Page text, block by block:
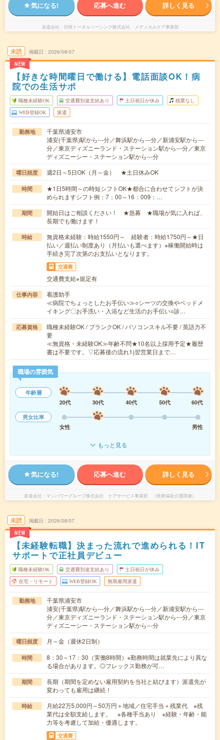
気になる! 応募へ進む 詳しく見る
派遣会社 日研トータルソーシング株式会社 メディカルケア事業部
未読
NEW
掲載日 2026/08/07
【好きな時間曜日で働ける】電話面談OK！病
院での生活サポ
職種未経験OK 交通費別途支給あり 土日祝日が休み 残業なし
WEB登録OK 派遣
勤務地
千葉県浦安市
浦安(千葉県)駅から---分／舞浜駅から---分／新浦安駅から---
分／東京ディズニーランド・ステーション駅から---分／東京
ディズニーシー・ステーション駅から---分
曜日頻度 週2日～5日OK（月～金） ★土日休みOK
時間
★1日5時間～の時短シフトOK★都合に合わせてシフトが決
められますシフト例：7：00～16：009：…
期間
開始日はご相談ください！ ★急募 ★職場が気に入れば、
長期でも働けます！
時給
無資格未経験：時給1550円～ 経験者：時給1750円～★日
払い／週払い制度あり（月払いも選べます）※稼働開始時は
手続き完了次第のお支払いとなります。
交通費
交通費支給※規定有
仕事内容
看護助手
≪病院でちょっとしたお手伝い≫○シーツの交換やベッドメ
イキング〇お手洗い・入浴など生活のお手伝い○診…
応募資格
職種未経験OK / ブランクOK / パソコンスキル不要 / 英語力不
要
≪無資格・未経験OK≫年齢不問★10名以上採用予定★履歴
書は不要です。▽応募後の流れ1)翌営業日まで…
職場の雰囲気
年齢層
20代
30代 40代 50代
60代
男女比率
女性
男性
もっと見る
気になる! 応募へ進む 詳しく見る
派遣会社 マンパワーグループ株式会社 ケアサービス事業部 （医療福祉介護関連）
未読
NEW
掲載日 2026/08/07
【未経験転職】決まった流れで進められる！IT
サポートで正社員デビュー
職種未経験OK 交通費別途支給あり 土日祝日が休み
在宅・リモート WEB登録OK 無期雇用派遣
勤務地
千葉県浦安市
浦安(千葉県)駅から---分／舞浜駅から---分／新浦安駅から---
分／東京ディズニーランド・ステーション駅から---分／東京
ディズニーシー・ステーション駅から---分
曜日頻度 月～金（週休2日制）
時間
8：30～17：30（実働8時間）※勤務時間は就業先により異な
る場合があります。◎フレックス勤務が可…
期間
長期（期間を定めない雇用契約を当社と結びます）派遣先が
変わっても雇用は継続！
時給
月給22万5,000円～50万円＋地域／住宅手当＋残業代 ※残
業代は全額支給します。 ※各種手当あり ※経験・年齢・能
力等を考慮して加給・優遇します。
交通費